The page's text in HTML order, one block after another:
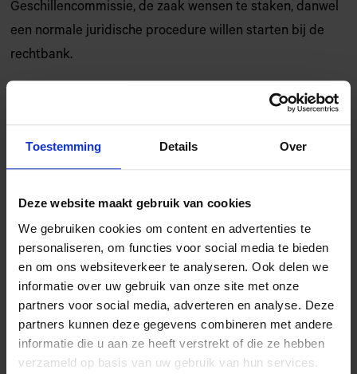
Toestemming Details Over
Deze website maakt gebruik van cookies
We gebruiken cookies om content en advertenties te
personaliseren, om functies voor social media te bieden
en om ons websiteverkeer te analyseren. Ook delen we
informatie over uw gebruik van onze site met onze
partners voor social media, adverteren en analyse. Deze
partners kunnen deze gegevens combineren met andere
informatie die u aan ze heeft verstrekt of die ze hebben
verzameld op basis van uw gebruik van hun services.
Geschillencommissie, de zaak wensen te staken, danwel
een normale juridische procedure willen starten bij de
rechtbank.
Waarover kan de Geschillencommissie zich
uitspreken?
De Geschillencommissie Auteurscontractenrecht mag
auteursrecht uitspreken, nl:
Een billijke vergoeding voor het werk van de maker
(art 25c Auteurswet);
Een aanvullende billijke vergoeding, omdat het werk
een bestseller is geworden of omdat de wijze van
exploitatie van het werk bij het sluiten van de